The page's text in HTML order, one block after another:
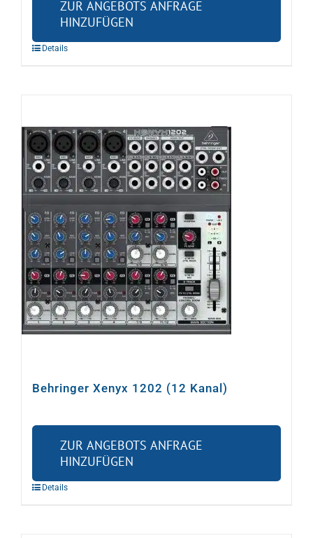
ZUR ANGEBOTS ANFRAGE
HINZUFÜGEN
Details
Behringer Xenyx 1202 (12 Kanal)
ZUR ANGEBOTS ANFRAGE
HINZUFÜGEN
Details